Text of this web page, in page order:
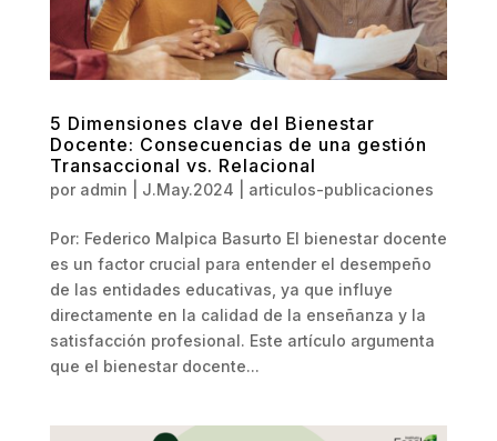
5 Dimensiones clave del Bienestar
Docente: Consecuencias de una gestión
Transaccional vs. Relacional
por admin J.May.2024 articulos-publicaciones
Por: Federico Malpica Basurto El bienestar docente
es un factor crucial para entender el desempeño
de las entidades educativas, ya que influye
directamente en la calidad de la enseñanza y la
satisfacción profesional. Este artículo argumenta
que el bienestar docente...